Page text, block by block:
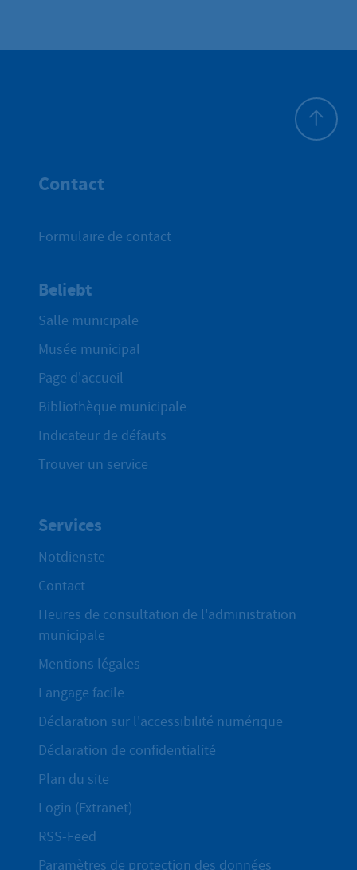
Contact
Formulaire de contact
Beliebt
Salle municipale
Musée municipal
Page d'accueil
Bibliothèque municipale
Indicateur de défauts
Trouver un service
Services
Notdienste
Contact
Heures de consultation de l'administration
municipale
Mentions légales
Langage facile
Déclaration sur l'accessibilité numérique
Déclaration de confidentialité
Plan du site
Login (Extranet)
RSS-Feed
Paramètres de protection des données